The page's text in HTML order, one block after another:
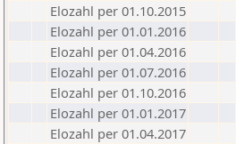
Elozahl per 01.10.2015
Elozahl per 01.01.2016
Elozahl per 01.04.2016
Elozahl per 01.07.2016
Elozahl per 01.10.2016
Elozahl per 01.01.2017
Elozahl per 01.04.2017